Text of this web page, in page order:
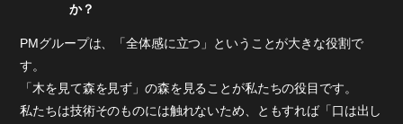
か？
PMグループは、「全体感に立つ」ということが大きな役割で
す。
「木を見て森を見ず」の森を見ることが私たちの役目です。
私たちは技術そのものには触れないため、ともすれば「口は出し